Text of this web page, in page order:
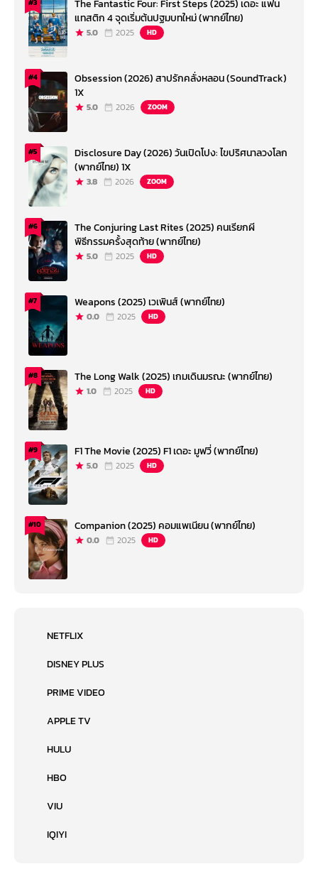
#3
The Fantastic Four: First Steps (2025) เดอะ แฟน
แทสติก 4 จุดเริ่มต้นปฐมบทใหม่ (พากย์ไทย)
5.0 2025 HD
#4
Obsession (2026) สาปรักคลั่งหลอน (SoundTrack)
1X
5.0 2026 ZOOM
#5
Disclosure Day (2026) วันเปิดโปง: ไขปริศนาลวงโลก
(พากย์ไทย) 1X
3.8 2026 ZOOM
#6
The Conjuring Last Rites (2025) คนเรียกผี
พิธีกรรมครั้งสุดท้าย (พากย์ไทย)
5.0 2025 HD
#7 Weapons (2025) เวเพินส์ (พากย์ไทย)
0.0 2025 HD
#8 The Long Walk (2025) เกมเดินมรณะ (พากย์ไทย)
1.0 2025 HD
#9 F1 The Movie (2025) F1 เดอะ มูฟวี่ (พากย์ไทย)
5.0 2025 HD
#10 Companion (2025) คอมแพเนียน (พากย์ไทย)
0.0 2025 HD
NETFLIX
DISNEY PLUS
PRIME VIDEO
APPLE TV
HULU
HBO
VIU
IQIYI